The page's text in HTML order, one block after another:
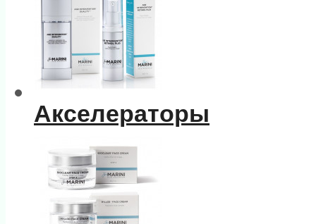
Акселераторы